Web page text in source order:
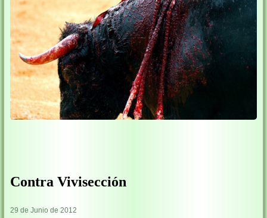
Contra Vivisección
29 de Junio de 2012